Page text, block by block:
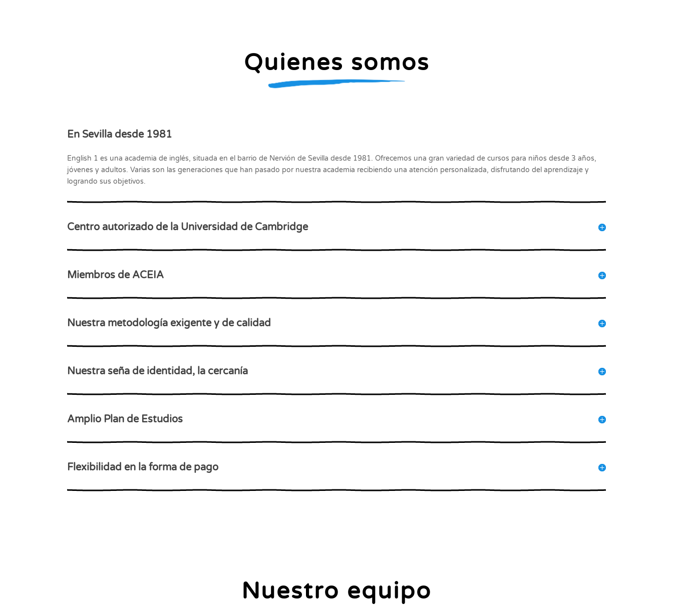
Quienes somos
En Sevilla desde 1981
English 1 es una academia de inglés, situada en el barrio de Nervión de Sevilla desde 1981. Ofrecemos una gran variedad de cursos para niños desde 3 años,
jóvenes y adultos. Varias son las generaciones que han pasado por nuestra academia recibiendo una atención personalizada, disfrutando del aprendizaje y
logrando sus objetivos.
Centro autorizado de la Universidad de Cambridge
Miembros de ACEIA
Nuestra metodología exigente y de calidad
Nuestra seña de identidad, la cercanía
Amplio Plan de Estudios
Flexibilidad en la forma de pago
Nuestro equipo